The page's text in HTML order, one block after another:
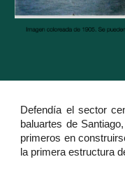
Defendía el sector
baluartes de
primeros en
la primera estructura